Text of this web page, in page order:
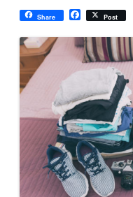
Share
a
c
e
b
o
k
Post